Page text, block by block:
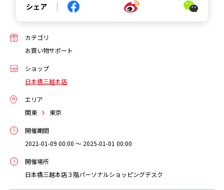
シェア
カテゴリ
お買い物サポート
ショップ
日本橋三越本店
エリア
関東
東京
開催期間
2021-01-09 00:00 ～ 2025-01-01 00:00
開催場所
日本橋三越本店３階パーソナルショッピングデスク